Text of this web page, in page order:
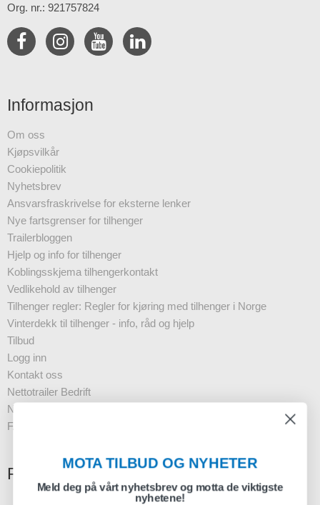
Org. nr.: 921757824
Informasjon
Om oss
Kjøpsvilkår
Cookiepolitik
Nyhetsbrev
Ansvarsfraskrivelse for eksterne lenker
Nye fartsgrenser for tilhenger
Trailerbloggen
Hjelp og info for tilhenger
Koblingsskjema tilhengerkontakt
Vedlikehold av tilhenger
Tilhenger regler: Regler for kjøring med tilhenger i Norge
Vinterdekk til tilhenger - info, råd og hjelp
Tilbud
Logg inn
Kontakt oss
Nettotrailer Bedrift
Nyhetsbrev - Business
FAQ
Registrering nyhetsbrev
MOTA TILBUD OG NYHETER
Meld deg på vårt nyhetsbrev og motta de viktigste
nyhetene!